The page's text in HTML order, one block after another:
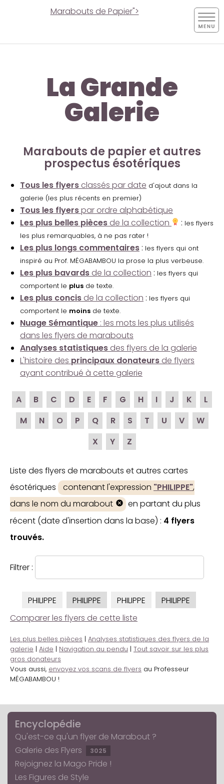
Marabouts de Papier">
La Grande
Galerie
Marabouts de papier et autres
prospectus ésotériques
Tous les flyers classés par date d'ajout dans la
galerie (les plus récents en premier)
Tous les flyerspar ordre alphabétique
Les plus belles pièces de la collection : les flyers
les plus remarquables, à ne pas rater !
Les plus longs commentaires : les flyers qui ont
inspiré au Prof. MÉGABAMBOU la prose la plus verbeuse.
Les plus bavards de la collection : les flyers qui
comportent le plus de texte.
Les plus concis de la collection : les flyers qui
comportent le moins de texte.
Nuage Sémantique : les mots les plus utilisés
dans les flyers de marabouts
Analyses statistiques des flyers de la galerie
L'histoire des principaux donateurs de flyers
ayant contribué à cette galerie
A B C D E F G H I J K
L
M
N O P Q R S T U V
W
X
Y Z
Liste des flyers de marabouts et autres cartes
ésotériques
contenant l'expression "PHILIPPE",
dans le nom du marabout
en partant du plus
récent (date d'insertion dans la base) : 4 flyers
trouvés.
Filtrer :
PHILIPPE PHILIPPE PHILIPPE
PHILIPPE
Comparer les flyers de cette liste
Les plus belles pièces | Analyses statistiques des flyers de la
galerie | Aide | Navigation au pendu | Tout savoir sur les plus
gros donateurs
Vous aussi, envoyez vos scans de flyers au Professeur
MÉGABAMBOU !
Encyclopédie
Qu'est-ce qu'un flyer de Marabout ?
Galerie des Flyers
3025
Rejoignez la Mago Pride !
Les Figures de Style